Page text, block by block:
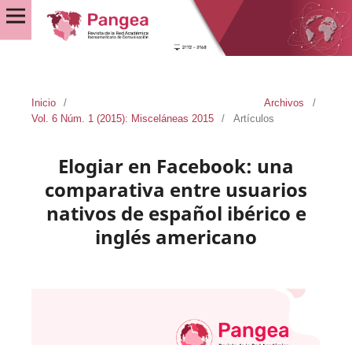
Inicio / Archivos
/
Vol. 6 Núm. 1 (2015): Misceláneas 2015
/ Artículos
Elogiar en Facebook: una
comparativa entre usuarios
nativos de español ibérico e
inglés americano